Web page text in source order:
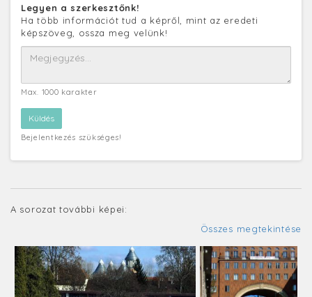
Legyen a szerkesztőnk!
Ha több információt tud a képről, mint az eredeti
képszöveg, ossza meg velünk!
Max. 1000 karakter
Bejelentkezés szükséges!
A sorozat további képei:
Összes megtekintése